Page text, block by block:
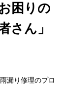
困りの
さん」
漏り修理のプロ